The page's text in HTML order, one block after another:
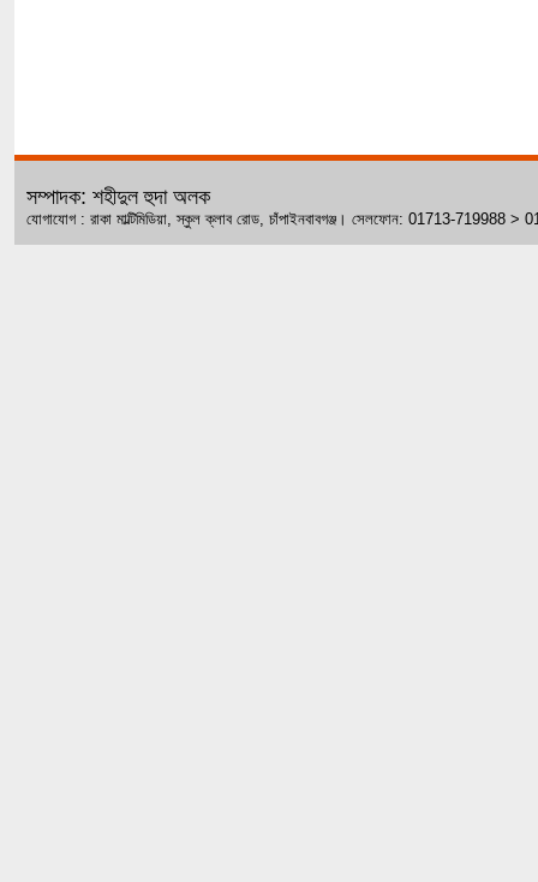
সম্পাদক: শহীদুল হুদা অলক
যোগাযোগ : রাকা মাল্টিমিডিয়া, স্কুল ক্লাব রোড, চাঁপাইনবাবগঞ্জ। সেলফোন: 01713-